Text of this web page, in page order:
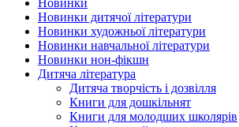
Новинки
Новинки дитячої літератури
Новинки художньої літератури
Новинки навчальної літератури
Новинки нон-фікшн
Дитяча література
Дитяча творчість і дозвілля
Книги для дошкільнят
Книги для молодших школярів